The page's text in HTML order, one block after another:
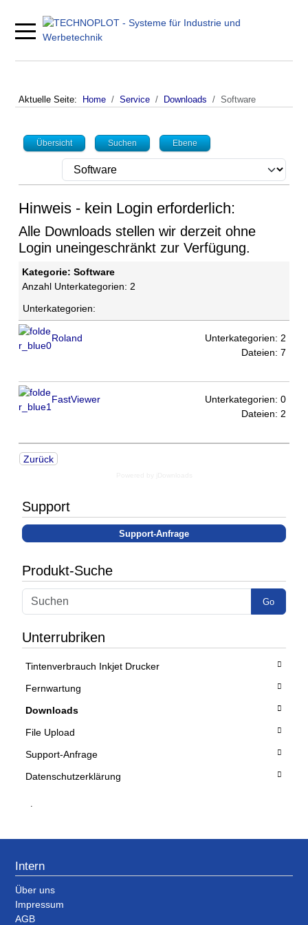
Mobile Menu Toggle
Aktuelle Seite: Home Service Downloads Software
Übersicht Suchen Ebene
Hinweis - kein Login erforderlich:
Alle Downloads stellen wir derzeit ohne
Login uneingeschränkt zur Verfügung.
Kategorie: Software
Anzahl Unterkategorien: 2
Unterkategorien:
Roland
Unterkategorien: 2
Dateien: 7
FastViewer
Unterkategorien: 0
Dateien: 2
Zurück
Support
Support-Anfrage
Produkt-Suche
Go
Unterrubriken
Tintenverbrauch Inkjet Drucker
Fernwartung
Downloads
File Upload
Support-Anfrage
Datenschutzerklärung
.
Intern
Über uns
Impressum
AGB